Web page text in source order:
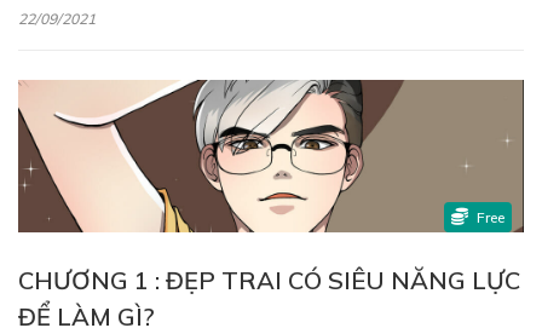
22/09/2021
CHƯƠNG 1 : ĐẸP TRAI CÓ SIÊU NĂNG LỰC
ĐỂ LÀM GÌ?
Free